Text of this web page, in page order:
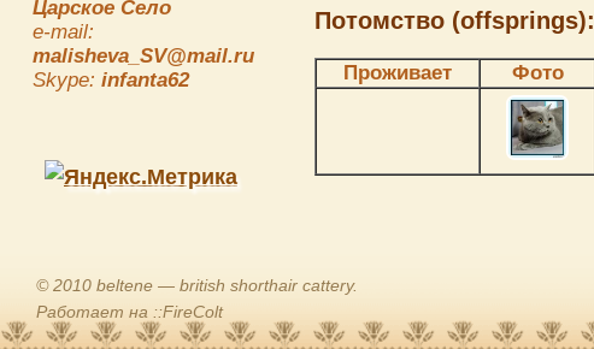
Царское Село
e-mail:
malisheva_SV@mail.ru
Skype: infanta62
Потомство (offsprings):
Проживает Фото
© 2010 beltene — british shorthair cattery.
Работает на ::FireColt